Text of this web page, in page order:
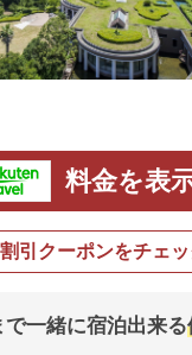
料金を表
割引クーポンをチェッ
一緒に宿泊出来る